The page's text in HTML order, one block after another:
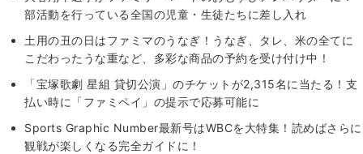
部活動を行っている全国の児童・生徒たちに差し入れ
土用の丑の日はファミマのうなぎ！うなぎ、タレ、米の全てに
こだわったうな重など、多彩な商品の予約を受け付け中！
「宝塚歌劇 星組 貸切公演」のチケットが2,315名に当たる！支
払い時に「ファミペイ」の提示で応募可能に
Sports Graphic Number最新号はWBCを大特集！読めばさらに
観戦が楽しくなる完全ガイドに！